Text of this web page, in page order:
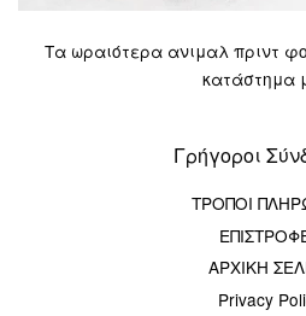
Τα ωραιότερα ανιμαλ πριντ
κατάστημα
Γρήγοροι
ΤΡΟΠΟΙ
ΑΡΧΙΚΗ
Privacy